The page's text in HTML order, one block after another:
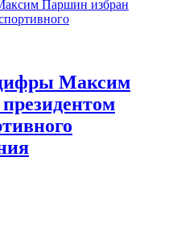
Максим